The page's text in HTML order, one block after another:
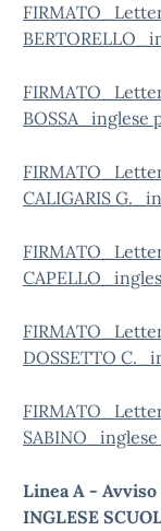
BOSSA_inglese
CALIGARIS
DOSSETTO
Linea A -
INGLESE